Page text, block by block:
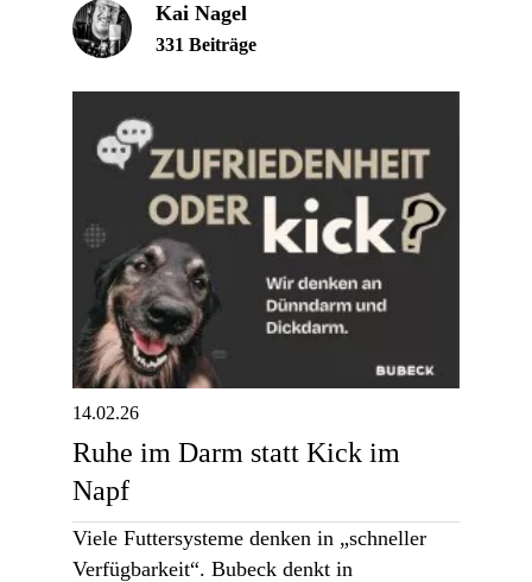
Kai Nagel
331 Beiträge
14.02.26
Ruhe im Darm statt Kick im
Napf
Viele Futtersysteme denken in „schneller
Verfügbarkeit“. Bubeck denkt in